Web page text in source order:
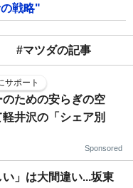
戦略"
#マツダの記事
サポート
のための安らぎの空
井沢の「シェア別
Sponsored
い」は大間違い...坂東